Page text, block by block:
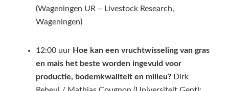
(Wageningen UR – Livestock Research,
Wageningen)
12:00 uur Hoe kan een vruchtwisseling van gras
en mais het beste worden ingevuld voor
productie, bodemkwaliteit en milieu? Dirk